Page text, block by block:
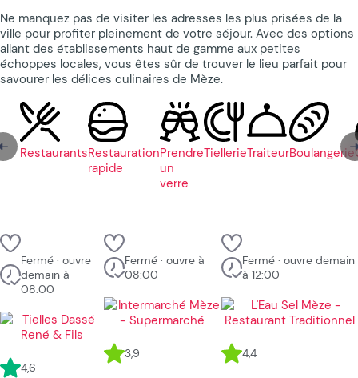
Ne manquez pas de visiter les adresses les plus prisées de la
ville pour profiter pleinement de votre séjour. Avec des options
allant des établissements haut de gamme aux petites
échoppes locales, vous êtes sûr de trouver le lieu parfait pour
savourer les délices culinaires de Mèze.
RestaurantsRestauration
rapide
Prendre
un
verre
TiellerieTraiteurBoulangerie
Fermé · ouvre
demain à
08:00
4,6
Fermé · ouvre à
08:00
3,9
Fermé · ouvre demain
à 12:00
4,4